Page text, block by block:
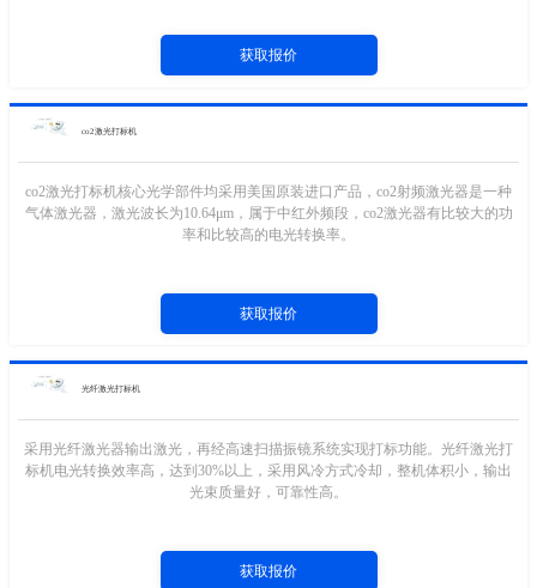
获取报价
co2激光打标机
co2激光打标机核心光学部件均采用美国原装进口产品，co2射频激光器是一种
气体激光器，激光波长为10.64μm，属于中红外频段，co2激光器有比较大的功
率和比较高的电光转换率。
获取报价
光纤激光打标机
采用光纤激光器输出激光，再经高速扫描振镜系统实现打标功能。光纤激光打
标机电光转换效率高，达到30%以上，采用风冷方式冷却，整机体积小，输出
光束质量好，可靠性高。
获取报价